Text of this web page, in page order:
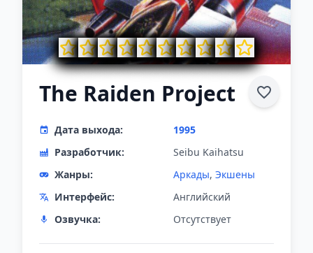
The Raiden Project
Дата выхода:
1995
Разработчик:
Seibu Kaihatsu
Жанры:
Аркады, Экшены
Интерфейс:
Английский
Озвучка:
Отсутствует